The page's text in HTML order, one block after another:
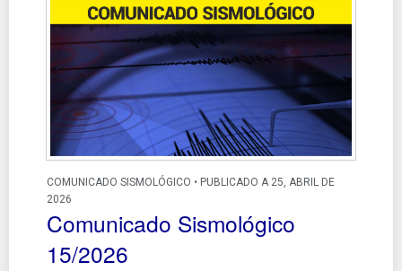
COMUNICADO SISMOLÓGICO • PUBLICADO A 25, ABRIL DE
2026
Comunicado Sismológico
15/2026